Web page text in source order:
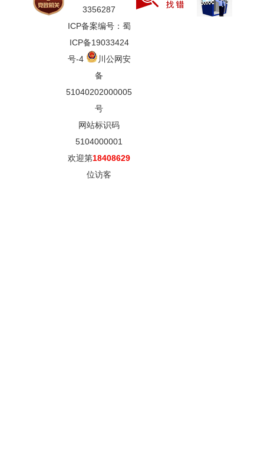
3356287
ICP备案编号：蜀
ICP备19033424
号-4
川公网安
备
51040202000005
号
网站标识码
5104000001
欢迎第18408629
位访客